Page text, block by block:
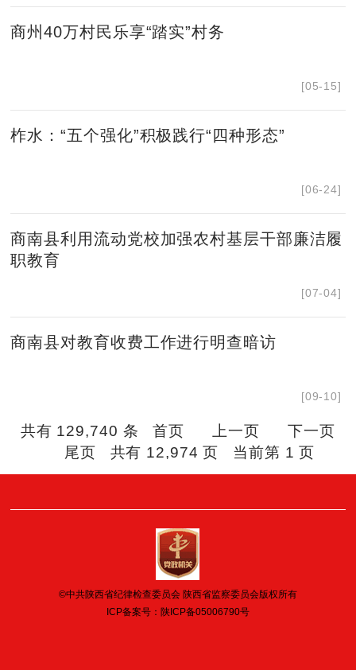
商州40万村民乐享“踏实”村务
[05-15]
柞水：“五个强化”积极践行“四种形态”
[06-24]
商南县利用流动党校加强农村基层干部廉洁履
职教育
[07-04]
商南县对教育收费工作进行明查暗访
[09-10]
共有 129,740 条 首页 上一页下一页
尾页 共有 12,974 页 当前第 1 页
©中共陕西省纪律检查委员会 陕西省监察委员会版权所有
ICP备案号： 陕ICP备05006790号